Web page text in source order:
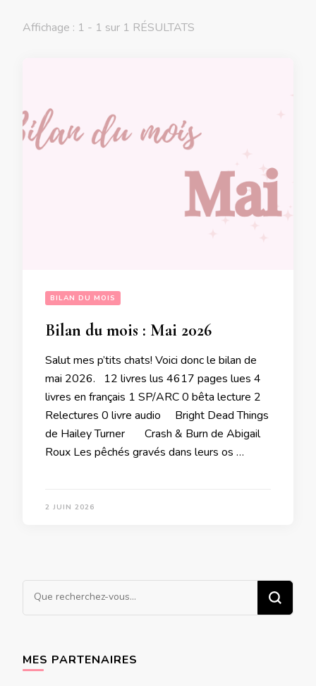
Affichage : 1 - 1 sur 1 RÉSULTATS
BILAN DU MOIS
Bilan du mois : Mai 2026
Salut mes p’tits chats! Voici donc le bilan de
mai 2026. 12 livres lus 4617 pages lues 4
livres en français 1 SP/ARC 0 bêta lecture 2
Relectures 0 livre audio Bright Dead Things
de Hailey Turner Crash & Burn de Abigail
Roux Les pêchés gravés dans leurs os …
2 JUIN 2026
Vous
MES PARTENAIRES